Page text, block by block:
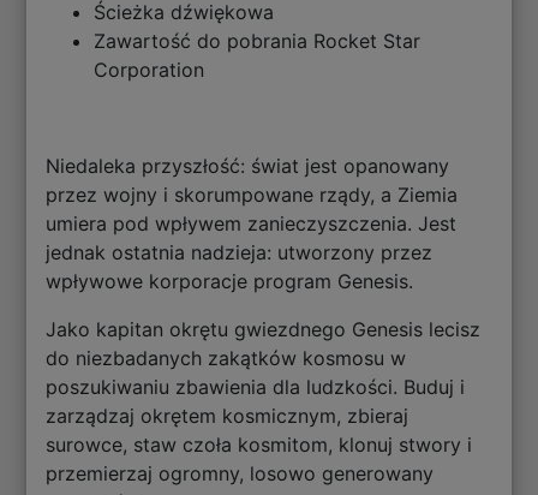
Ścieżka dźwiękowa
Zawartość do pobrania Rocket Star
Corporation
Niedaleka przyszłość: świat jest opanowany
przez wojny i skorumpowane rządy, a Ziemia
umiera pod wpływem zanieczyszczenia. Jest
jednak ostatnia nadzieja: utworzony przez
wpływowe korporacje program Genesis.
Jako kapitan okrętu gwiezdnego Genesis lecisz
do niezbadanych zakątków kosmosu w
poszukiwaniu zbawienia dla ludzkości. Buduj i
zarządzaj okrętem kosmicznym, zbieraj
surowce, staw czoła kosmitom, klonuj stwory i
przemierzaj ogromny, losowo generowany